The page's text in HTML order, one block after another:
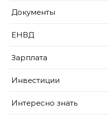
Документы
ЕНВД
Зарплата
Инвестиции
Интересно знать